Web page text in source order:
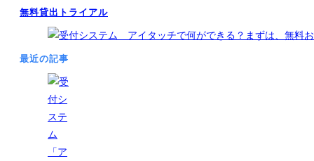
無料貸出トライアル
最近の記事